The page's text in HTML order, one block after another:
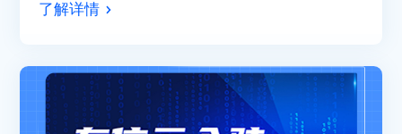
了解详情